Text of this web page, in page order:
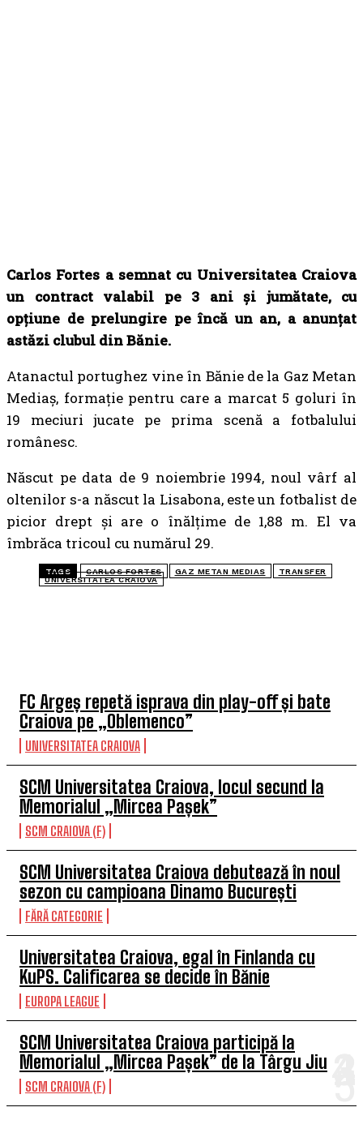
FC Argeș repetă isprava din play-off și bate
Craiova pe „Oblemenco”
UNIVERSITATEA CRAIOVA
SCM Universitatea Craiova, locul secund la
Memorialul „Mircea Pașek”
SCM CRAIOVA (F)
SCM Universitatea Craiova debutează în noul
sezon cu campioana Dinamo București
FĂRĂ CATEGORIE
Universitatea Craiova, egal în Finlanda cu
KuPS. Calificarea se decide în Bănie
EUROPA LEAGUE
SCM Universitatea Craiova participă la
Memorialul „Mircea Pașek” de la Târgu Jiu
SCM CRAIOVA (F)
Carlos Fortes a semnat cu Universitatea Craiova
un contract valabil pe 3 ani și jumătate, cu
opțiune de prelungire pe încă un an, a anunțat
astăzi clubul din Bănie.
Atanactul portughez vine în Bănie de la Gaz Metan
Mediaș, formație pentru care a marcat 5 goluri în
19 meciuri jucate pe prima scenă a fotbalului
românesc.
Născut pe data de 9 noiembrie 1994, noul vârf al
oltenilor s-a născut la Lisabona, este un fotbalist de
picior drept și are o înălțime de 1,88 m. El va
îmbrăca tricoul cu numărul 29.
TAGS CARLOS FORTES GAZ METAN MEDIAS
TRANSFER
UNIVERSITATEA CRAIOVA